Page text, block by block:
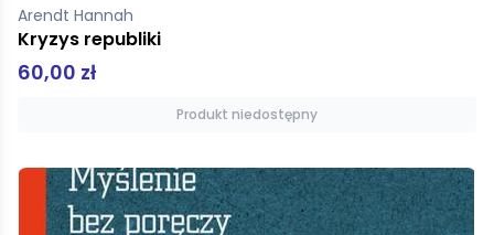
Arendt Hannah
Kryzys republiki
60,00 zł
Produkt niedostępny